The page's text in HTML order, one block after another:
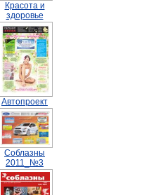
Красота и
здоровье
Автопроект
Соблазны
2011_№3